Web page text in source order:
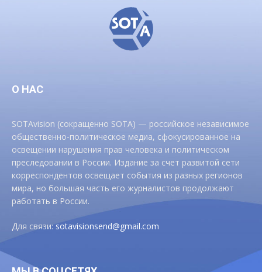
О НАС
SOTAvision (сокращенно SOTA) — российское независимое
общественно-политическое медиа, сфокусированное на
освещении нарушения прав человека и политическом
преследовании в России. Издание за счет развитой сети
корреспондентов освещает события из разных регионов
мира, но большая часть его журналистов продолжают
работать в России.
Для связи:sotavisionsend@gmail.com